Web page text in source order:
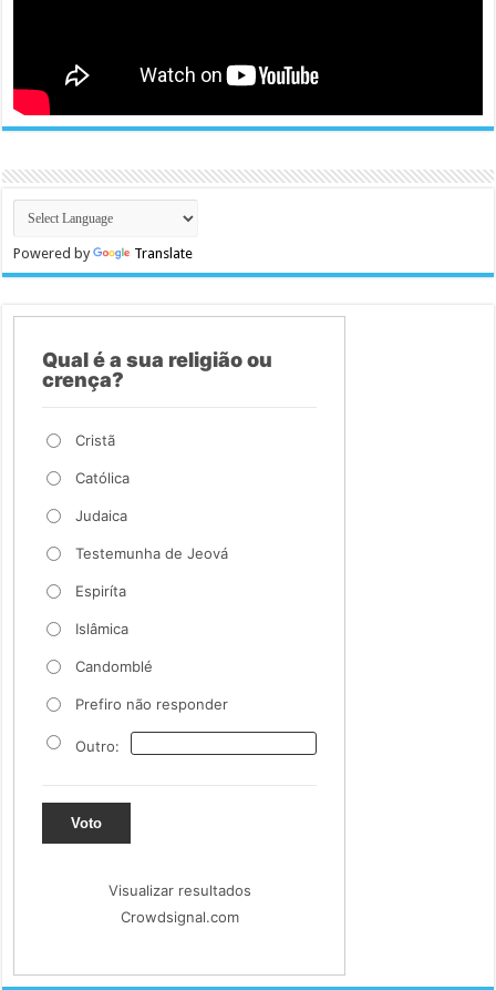
Powered by Translate
Qual é a sua religião ou
crença?
Cristã
Católica
Judaica
Testemunha de Jeová
Espiríta
Islâmica
Candomblé
Prefiro não responder
Outro:
Voto
Visualizar resultados
Crowdsignal.com